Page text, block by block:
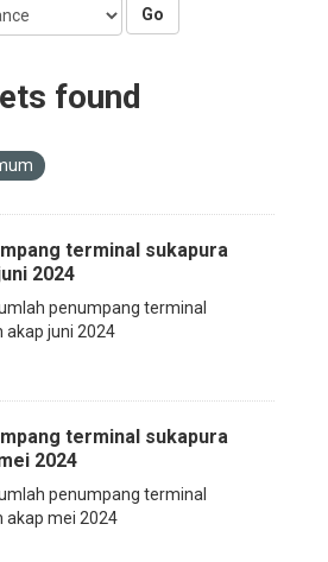
Go
found
terminal sukapura
2024
penumpang terminal
akap juni 2024
terminal sukapura
2024
penumpang terminal
akap mei 2024